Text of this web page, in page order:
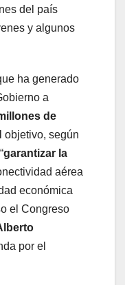
del país
y algunos
ha generado
a
de
objetivo, según
garantizar la
aérea
económica
el Congreso
por el